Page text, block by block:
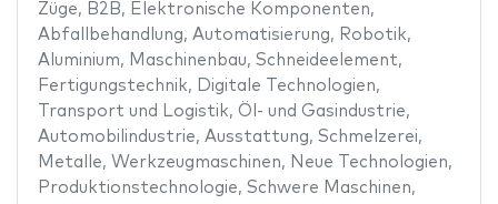
Züge, B2B, Elektronische Komponenten,
Abfallbehandlung, Automatisierung, Robotik,
Aluminium, Maschinenbau, Schneideelement,
Fertigungstechnik, Digitale Technologien,
Transport und Logistik, Öl- und Gasindustrie,
Automobilindustrie, Ausstattung, Schmelzerei,
Metalle, Werkzeugmaschinen, Neue Technologien,
Produktionstechnologie, Schwere Maschinen,